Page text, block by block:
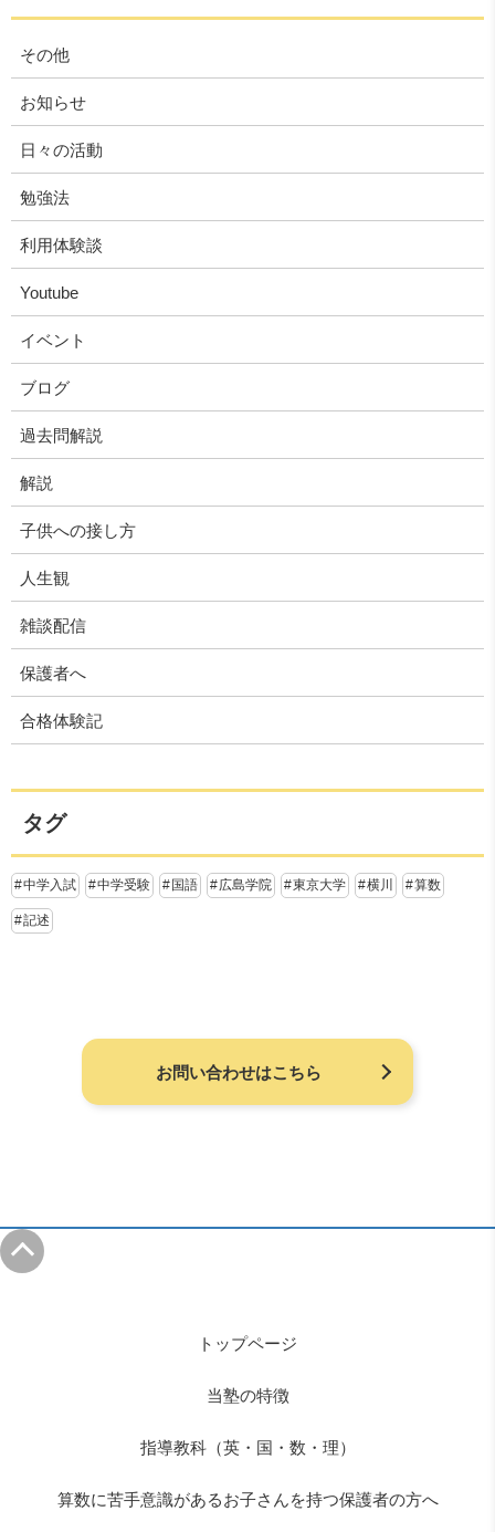
その他
お知らせ
日々の活動
勉強法
利用体験談
Youtube
イベント
ブログ
過去問解説
解説
子供への接し方
人生観
雑談配信
保護者へ
合格体験記
タグ
中学入試 中学受験 国語 広島学院 東京大学 横川 算数
記述
お問い合わせはこちら
トップページ
当塾の特徴
指導教科（英・国・数・理）
算数に苦手意識があるお子さんを持つ保護者の方へ